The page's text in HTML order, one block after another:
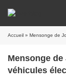
Accueil » Mensonge de
Mensonge
véhicules